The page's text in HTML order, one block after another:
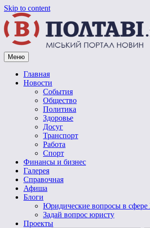
Skip to content
Vpoltave.info
Полтавский портал новостей
Меню
Главная
Новости
События
Общество
Политика
Здоровье
Досуг
Транспорт
Работа
Спорт
Финансы и бизнес
Галерея
Справочная
Афиша
Блоги
Юридические вопросы в
Задай вопрос юристу
Проекты